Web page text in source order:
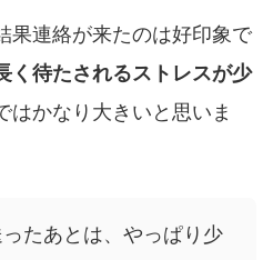
果連絡が来たのは好印象で
く待たされるストレスが少
はかなり大きいと思いま
たあとは、やっぱり少